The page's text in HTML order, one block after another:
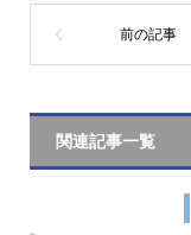
関連記事一覧